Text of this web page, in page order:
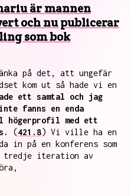
är mannen
och nu publicerar
som bok
på det, att ungefär
kom ut så hade vi en
ett samtal och jag
fanns en enda
högerprofil med ett
(421.8) Vi ville ha en
in på en konferens som
tredje iteration av